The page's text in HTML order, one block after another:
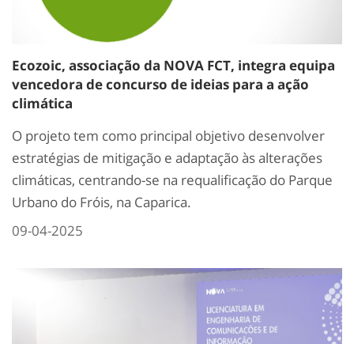
Ecozoic, associação da NOVA FCT, integra equipa
vencedora de concurso de ideias para a ação
climática
O projeto tem como principal objetivo desenvolver
estratégias de mitigação e adaptação às alterações
climáticas, centrando-se na requalificação do Parque
Urbano do Fróis, na Caparica.
09-04-2025